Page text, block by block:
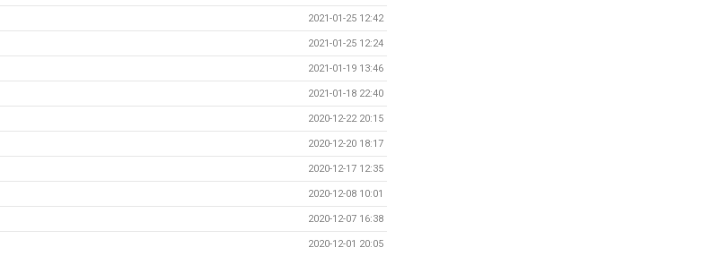
2021-01-25 12:42
2021-01-25 12:24
2021-01-19 13:46
2021-01-18 22:40
2020-12-22 20:15
2020-12-20 18:17
2020-12-17 12:35
2020-12-08 10:01
2020-12-07 16:38
2020-12-01 20:05